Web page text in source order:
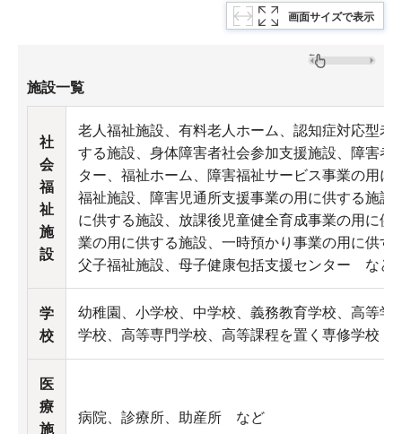
画面サイズで表示
施設一覧
社
会
福
祉
施
設
老人福祉施設、有料老人ホーム、認知症対応型老
する施設、身体障害者社会参加支援施設、障害者
ター、福祉ホーム、障害福祉サービス事業の用に
福祉施設、障害児通所支援事業の用に供する施設
に供する施設、放課後児童健全育成事業の用に供
業の用に供する施設、一時預かり事業の用に供す
父子福祉施設、母子健康包括支援センター など
学
校
幼稚園、小学校、中学校、義務教育学校、高等学
学校、高等専門学校、高等課程を置く専修学校
医
療
施
病院、診療所、助産所 など